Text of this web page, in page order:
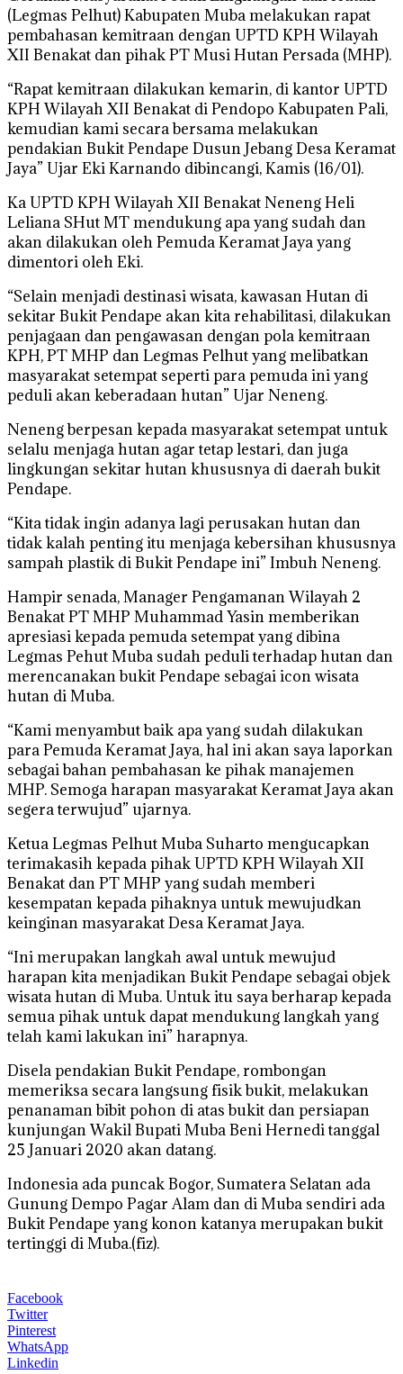
(Legmas Pelhut) Kabupaten Muba melakukan rapat
pembahasan kemitraan dengan UPTD KPH Wilayah
XII Benakat dan pihak PT Musi Hutan Persada (MHP).
“Rapat kemitraan dilakukan kemarin, di kantor UPTD
KPH Wilayah XII Benakat di Pendopo Kabupaten Pali,
kemudian kami secara bersama melakukan
pendakian Bukit Pendape Dusun Jebang Desa Keramat
Jaya” Ujar Eki Karnando dibincangi, Kamis (16/01).
Ka UPTD KPH Wilayah XII Benakat Neneng Heli
Leliana SHut MT mendukung apa yang sudah dan
akan dilakukan oleh Pemuda Keramat Jaya yang
dimentori oleh Eki.
“Selain menjadi destinasi wisata, kawasan Hutan di
sekitar Bukit Pendape akan kita rehabilitasi, dilakukan
penjagaan dan pengawasan dengan pola kemitraan
KPH, PT MHP dan Legmas Pelhut yang melibatkan
masyarakat setempat seperti para pemuda ini yang
peduli akan keberadaan hutan” Ujar Neneng.
Neneng berpesan kepada masyarakat setempat untuk
selalu menjaga hutan agar tetap lestari, dan juga
lingkungan sekitar hutan khususnya di daerah bukit
Pendape.
“Kita tidak ingin adanya lagi perusakan hutan dan
tidak kalah penting itu menjaga kebersihan khususnya
sampah plastik di Bukit Pendape ini” Imbuh Neneng.
Hampir senada, Manager Pengamanan Wilayah 2
Benakat PT MHP Muhammad Yasin memberikan
apresiasi kepada pemuda setempat yang dibina
Legmas Pehut Muba sudah peduli terhadap hutan dan
merencanakan bukit Pendape sebagai icon wisata
hutan di Muba.
“Kami menyambut baik apa yang sudah dilakukan
para Pemuda Keramat Jaya, hal ini akan saya laporkan
sebagai bahan pembahasan ke pihak manajemen
MHP. Semoga harapan masyarakat Keramat Jaya akan
segera terwujud” ujarnya.
Ketua Legmas Pelhut Muba Suharto mengucapkan
terimakasih kepada pihak UPTD KPH Wilayah XII
Benakat dan PT MHP yang sudah memberi
kesempatan kepada pihaknya untuk mewujudkan
keinginan masyarakat Desa Keramat Jaya.
“Ini merupakan langkah awal untuk mewujud
harapan kita menjadikan Bukit Pendape sebagai objek
wisata hutan di Muba. Untuk itu saya berharap kepada
semua pihak untuk dapat mendukung langkah yang
telah kami lakukan ini” harapnya.
Disela pendakian Bukit Pendape, rombongan
memeriksa secara langsung fisik bukit, melakukan
penanaman bibit pohon di atas bukit dan persiapan
kunjungan Wakil Bupati Muba Beni Hernedi tanggal
25 Januari 2020 akan datang.
Indonesia ada puncak Bogor, Sumatera Selatan ada
Gunung Dempo Pagar Alam dan di Muba sendiri ada
Bukit Pendape yang konon katanya merupakan bukit
tertinggi di Muba.(fiz).
Facebook
Twitter
Pinterest
WhatsApp
Linkedin